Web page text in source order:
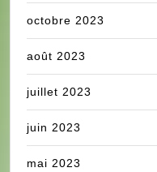
octobre 2023
août 2023
juillet 2023
juin 2023
mai 2023